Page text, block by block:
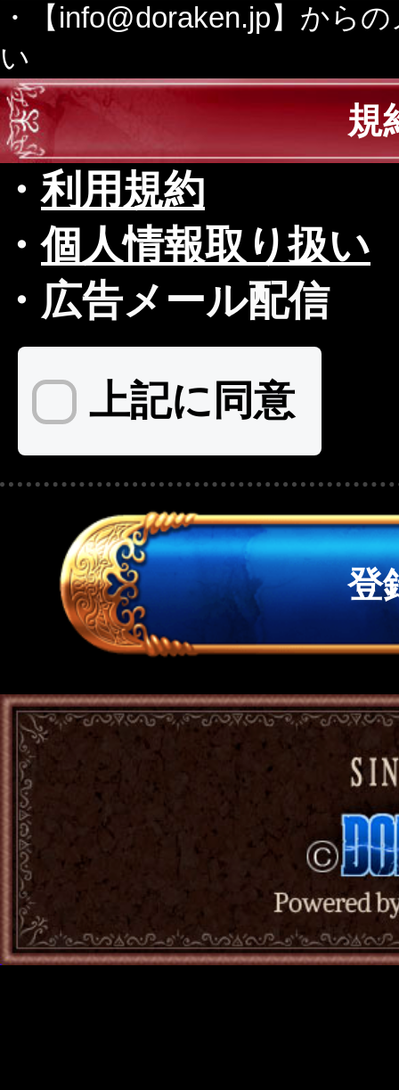
・【info@doraken.jp】から
い
規
・利用規約
・個人情報取り扱い
・ 広告メール配信
上記に同意